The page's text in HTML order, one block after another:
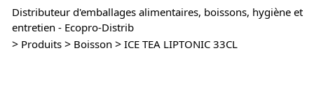
Distributeur d'emballages alimentaires, boissons, hygiène et
entretien - Ecopro-Distrib
> Produits > Boisson > ICE TEA LIPTONIC 33CL